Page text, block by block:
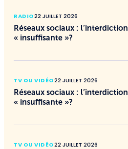
RADIO22 JUILLET 2026
Réseaux sociaux :
« insuffisante »?
TV OU VIDÉO22 JUILLET 2026
Réseaux sociaux :
« insuffisante »?
TV OU VIDÉO22 JUILLET 2026